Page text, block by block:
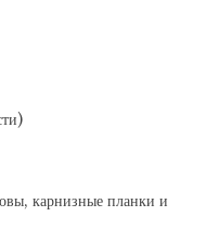
карнизные планки и